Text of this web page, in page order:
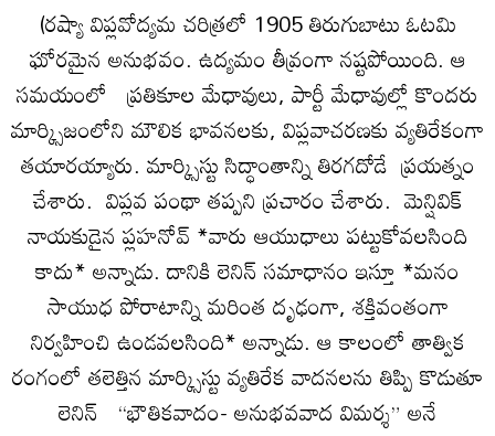
(ర‌ష్యా విప్ల‌వోద్య‌మ చ‌రిత్ర‌లో 1905 తిరుగుబాటు ఓట‌మి
ఘోర‌మైన అనుభ‌వం. ఉద్య‌మం తీవ్రంగా న‌ష్ట‌పోయింది. ఆ
స‌మ‌యంలో ప్రతికూల మేధావులు, పార్టీ మేధావుల్లో కొంద‌రు
మార్క్సిజంలోని మౌలిక భావ‌న‌ల‌కు, విప్ల‌వాచ‌ర‌ణ‌కు వ్య‌తిరేకంగా
త‌యార‌య్యారు. మార్క్సిస్టు సిద్ధాంతాన్ని తిరగదోడే ప్రయత్నం
చేశారు. విప్ల‌వ పంథా త‌ప్ప‌ని ప్ర‌చారం చేశారు. మెన్షివిక్
నాయ‌కుడైన ప్ల‌హ‌నోవ్ *వారు ఆయుధాలు ప‌ట్టుకోవ‌ల‌సింది
కాదు* అన్నాడు. దానికి లెనిన్ స‌మాధానం ఇస్తూ *మ‌నం
సాయుధ పోరాటాన్ని మ‌రింత దృఢంగా, శ‌క్తివంతంగా
నిర్వ‌హించి ఉండ‌వ‌ల‌సింది* అన్నాడు. ఆ కాలంలో తాత్విక
రంగంలో త‌లెత్తిన మార్క్సిస్టు వ్య‌తిరేక వాద‌న‌ల‌ను తిప్పి కొడుతూ
లెనిన్ “భౌతికవాదం- అనుభవవాద విమర్శ” అనే